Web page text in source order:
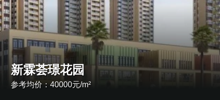
新霖荟璟花园
参考均价：40000元/m²